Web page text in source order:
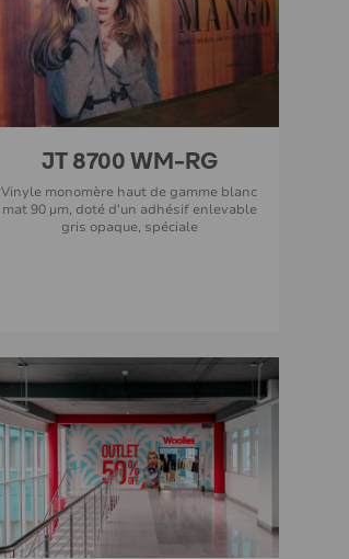
JT 8700 WM-RG
Vinyle monomère haut de gamme blanc
mat 90 µm, doté d'un adhésif enlevable
gris opaque, spéciale